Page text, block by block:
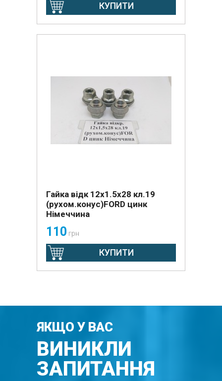
КУПИТИ
Гайка відк 12x1.5x28 кл.19
(рухом.конус)FORD цинк
Німеччина
110 грн
КУПИТИ
ЯКЩО У ВАС
ВИНИКЛИ
ЗАПИТАННЯ